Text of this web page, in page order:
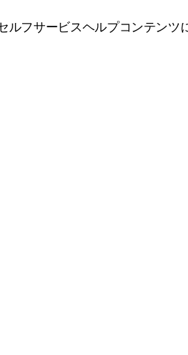
ルフサービスヘルプコンテンツ